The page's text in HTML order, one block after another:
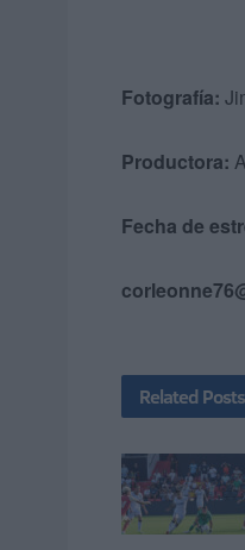
Fotografía:
Productora:
Fecha de
Related Posts